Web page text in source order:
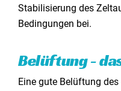
Stabilisierung des
Bedingungen bei.
Belüftung -
Eine gute Belüftung